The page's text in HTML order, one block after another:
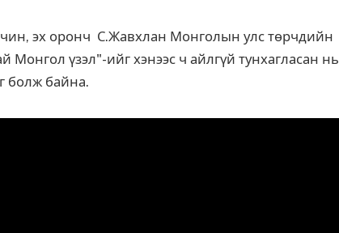
эх оронч С.Жавхлан Монголын улс төрчдийн
үзэл"-ийг хэнээс ч айлгүй тунхагласан нь
болж байна.